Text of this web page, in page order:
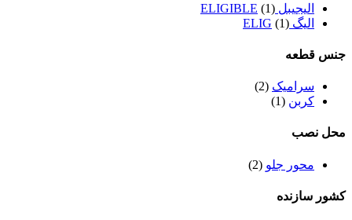
الیجیبل ELIGIBLE (1)
الیگ ELIG (1)
جنس قطعه
سرامیک (2)
کربن (1)
محل نصب
محور جلو (2)
کشور سازنده